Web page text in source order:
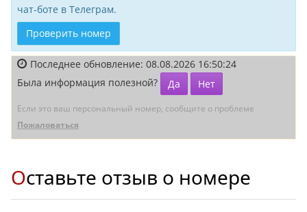
чат-боте в Телеграм.
Проверить номер
Последнее обновление: 08.08.2026 16:50:24
Была информация полезной?
Да Нет
Если это ваш персональный номер, сообщите о проблеме
Пожаловаться
Оставьте отзыв о номере